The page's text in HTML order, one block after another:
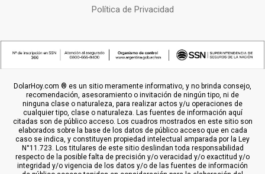
Política de Privacidad
DolarHoy.com ® es un sitio meramente informativo, y no brinda consejo,
recomendación, asesoramiento o invitación de ningún tipo, ni de
ninguna clase o naturaleza, para realizar actos y/u operaciones de
cualquier tipo, clase o naturaleza. Las fuentes de información aquí
citadas son de público acceso. Los cuadros mostrados en este sitio son
elaborados sobre la base de los datos de público acceso que en cada
caso se indica, y constituyen propiedad intelectual amparada por la Ley
N°11.723. Los titulares de este sitio deslindan toda responsabilidad
respecto de la posible falta de precisión y/o veracidad y/o exactitud y/o
integridad y/o vigencia de los datos y/o de las fuentes de información